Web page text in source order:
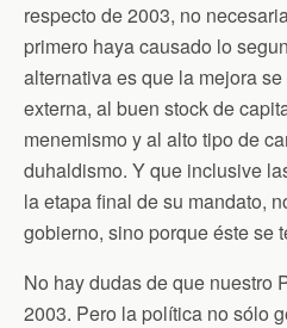
respecto de 2003, no
primero haya causado lo
alternativa es que la mejora
externa, al buen stock de
menemismo y al alto tipo de
duhaldismo. Y que inclusive
la etapa final de su mandato,
gobierno, sino porque éste se
No hay dudas de que nuestro
2003. Pero la política no sólo